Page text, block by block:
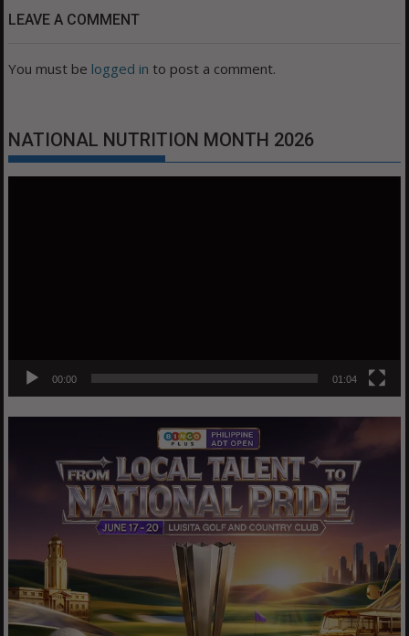
LEAVE A COMMENT
You must be logged in to post a comment.
NATIONAL NUTRITION MONTH 2026
00:00 01:04